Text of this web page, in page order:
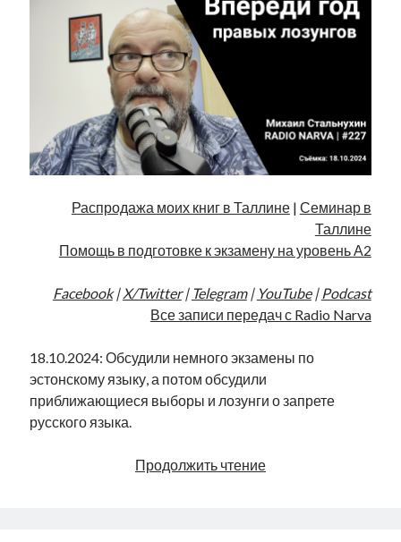
Распродажа моих книг в Таллине| Семинар в
Таллине
Помощь в подготовке к экзамену на уровень А2
Facebook|X/Twitter| Telegram| YouTube| Podcast
Все записи передач с Radio Narva
18.10.2024: Обсудили немного экзамены по
эстонскому языку, а потом обсудили
приближающиеся выборы и лозунги о запрете
русского языка.
Продолжить чтениеВпереди